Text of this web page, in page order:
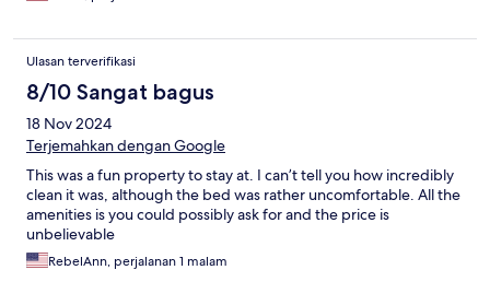
Ulasan terverifikasi
8/10 Sangat bagus
18 Nov 2024
Terjemahkan dengan Google
This was a fun property to stay at. I can’t tell you how incredibly
clean it was, although the bed was rather uncomfortable. All the
amenities is you could possibly ask for and the price is
unbelievable
RebelAnn, perjalanan 1 malam